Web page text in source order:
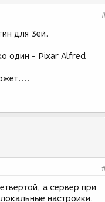
для 3ей.
один - Pixar Alfred
а сервер при
настроики.